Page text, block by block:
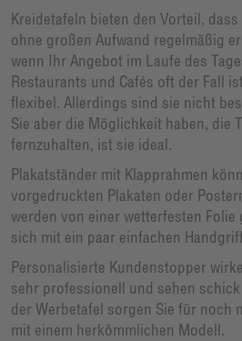
Kreidetafeln bieten den Vorteil,
ohne großen Aufwand regelmäßig
wenn Ihr Angebot im Laufe des
Restaurants und Cafés oft der Fall
flexibel. Allerdings sind sie nicht
Sie aber die Möglichkeit haben, die
fernzuhalten, ist sie ideal.
Plakatständer mit Klapprahmen
vorgedruckten Plakaten oder
werden von einer wetterfesten Folie
sich mit ein paar einfachen
Personalisierte Kundenstopper
sehr professionell und sehen
der Werbetafel sorgen Sie für noch
mit einem herkömmlichen Modell.